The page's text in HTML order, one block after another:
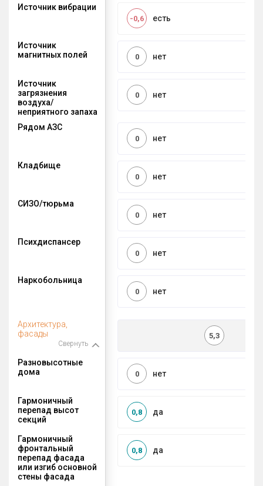
Источник вибрации
есть
-0,6
Источник
магнитных полей
нет
0
Источник
загрязнения
воздуха/
неприятного запаха
нет
0
Рядом АЗС
нет
0
Кладбище
нет
0
СИЗО/тюрьма
нет
0
Психдиспансер
нет
0
Наркобольница
нет
0
Архитектура,
фасады
Свернуть
5,3
Разновысотные
дома
нет
0
Гармоничный
перепад высот
секций
да
0,8
Гармоничный
фронтальный
перепад фасада
или изгиб основной
стены фасада
да
0,8